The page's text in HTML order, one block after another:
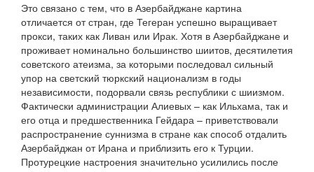
Это связано с тем, что в Азербайджане картина
отличается от стран, где Тегеран успешно выращивает
прокси, таких как Ливан или Ирак. Хотя в Азербайджане и
проживает номинально большинство шиитов, десятилетия
советского атеизма, за которыми последовал сильный
упор на светский тюркский национализм в годы
независимости, подорвали связь республики с шиизмом.
Фактически администрации Алиевых – как Ильхама, так и
его отца и предшественника Гейдара – приветствовали
распространение суннизма в стране как способ отдалить
Азербайджан от Ирана и приблизить его к Турции.
Протурецкие настроения значительно усилились после